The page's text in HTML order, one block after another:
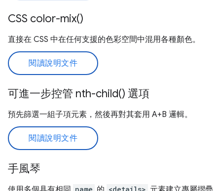
CSS color-mix()
直接在 CSS 中在任何支援的色彩空間中混用各種顏色。
閱讀說明文件
可進一步控管 nth-child() 選項
預先篩選一組子項元素，然後再對其套用 A+B 邏輯。
閱讀說明文件
手風琴